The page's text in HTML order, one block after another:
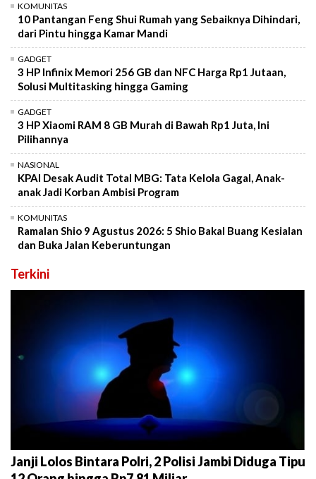
KOMUNITAS
10 Pantangan Feng Shui Rumah yang Sebaiknya Dihindari,
dari Pintu hingga Kamar Mandi
GADGET
3 HP Infinix Memori 256 GB dan NFC Harga Rp1 Jutaan,
Solusi Multitasking hingga Gaming
GADGET
3 HP Xiaomi RAM 8 GB Murah di Bawah Rp1 Juta, Ini
Pilihannya
NASIONAL
KPAI Desak Audit Total MBG: Tata Kelola Gagal, Anak-
anak Jadi Korban Ambisi Program
KOMUNITAS
Ramalan Shio 9 Agustus 2026: 5 Shio Bakal Buang Kesialan
dan Buka Jalan Keberuntungan
Terkini
Janji Lolos Bintara Polri, 2 Polisi Jambi Diduga Tipu